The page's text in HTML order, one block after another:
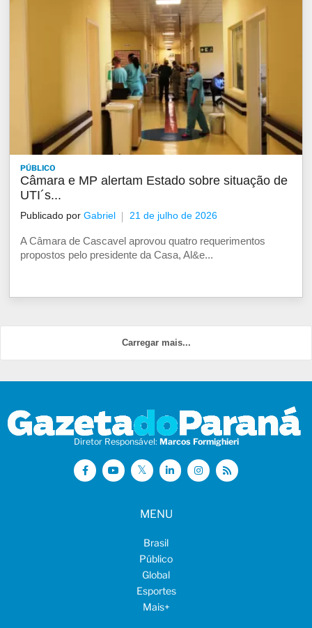
PÚBLICO
Câmara e MP alertam Estado sobre situação de
UTI´s...
Publicado porGabriel 21 de julho de 2026
A Câmara de Cascavel aprovou quatro requerimentos
propostos pelo presidente da Casa, Al&e...
Carregar mais...
Diretor Responsável: Marcos Formighieri
MENU
Brasil
Público
Global
Esportes
Mais+